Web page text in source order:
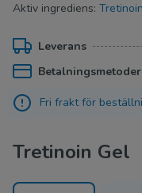
tretinoin gel under
Apotek, ditt apotek,
koncentrationerna
förpackningar om 20
Aktiv ingrediens: Tretinoin
Leverans
Betalningsmetoder
Fri frakt för
Tretinoin Gel